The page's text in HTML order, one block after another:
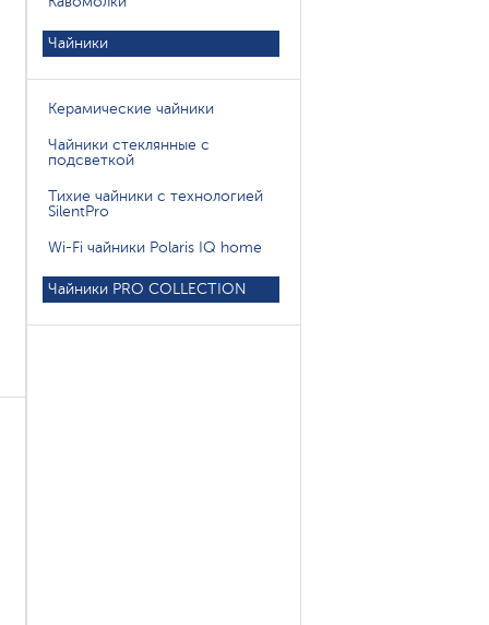
Чайники
Керамические чайники
Чайники стеклянные с
подсветкой
Тихие чайники с технологией
SilentPro
Wi-Fi чайники Polaris IQ home
Чайники PRO COLLECTION